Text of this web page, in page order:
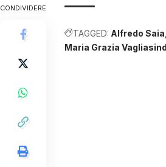
CONDIVIDERE
TAGGED: Alfredo Saia
Maria Grazia